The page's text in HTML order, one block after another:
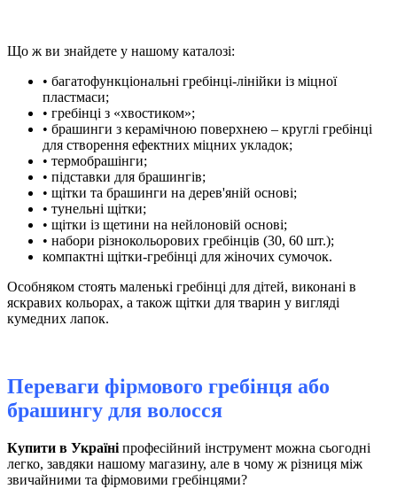
Що ж ви знайдете у нашому каталозі:
• багатофункціональні гребінці-лінійки із міцної
пластмаси;
• гребінці з «хвостиком»;
• брашинги з керамічною поверхнею – круглі гребінці
для створення ефектних міцних укладок;
• термобрашінги;
• підставки для брашингів;
• щітки та брашинги на дерев'яній основі;
• тунельні щітки;
• щітки із щетини на нейлоновій основі;
• набори різнокольорових гребінців (30, 60 шт.);
компактні щітки-гребінці для жіночих сумочок.
Особняком стоять маленькі гребінці для дітей, виконані в
яскравих кольорах, а також щітки для тварин у вигляді
кумедних лапок.
Переваги фірмового гребінця або
брашингу для волосся
Купити в Україні професійний інструмент можна сьогодні
легко, завдяки нашому магазину, але в чому ж різниця між
звичайними та фірмовими гребінцями?